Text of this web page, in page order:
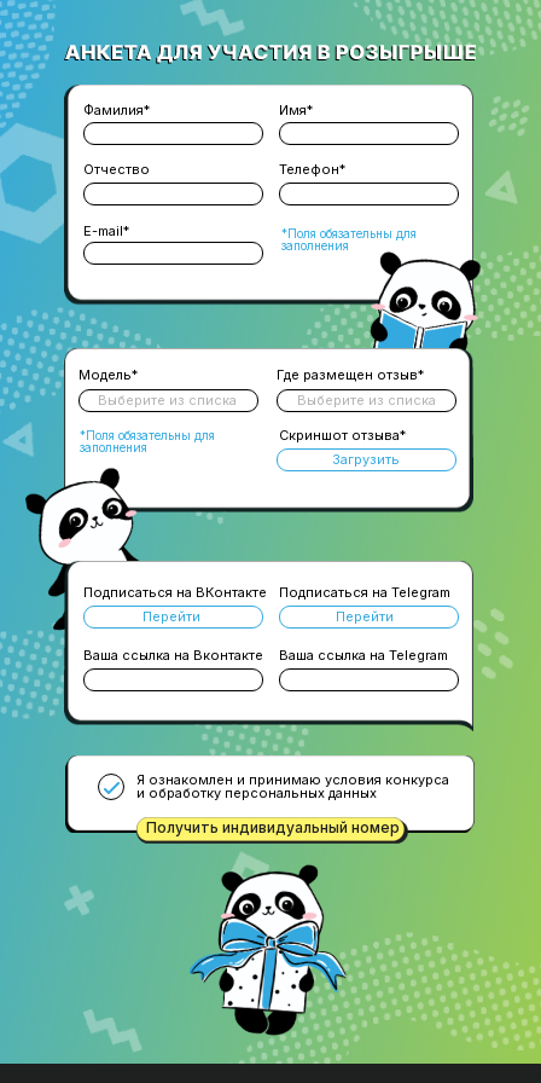
Фамилия* Имя*
Отчество Телефон*
E-mail*
*Поля обязательны для
заполнения
Выберите из списка
Модель*
Выберите из списка
Где размещен отзыв*
Скриншот отзыва*
Загрузить
*Поля обязательны для
заполнения
Получить индивидуальный номер
Я ознакомлен и принимаю условия конкурса
и обработку персональных данных
Подписаться на ВКонтакте Подписаться на Telegram
Ваша ссылка на Вконтакте Ваша ссылка на Telegram
Перейти Перейти